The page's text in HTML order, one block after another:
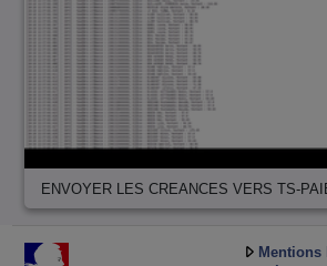
ENVOYER LES CREANCES VERS TS-
Mentions